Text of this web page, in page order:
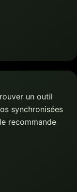
un outil
synchronisées
recommande